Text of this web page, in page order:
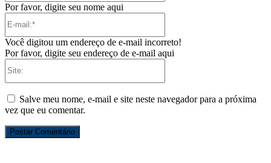
Por favor, digite seu nome aqui
Você digitou um endereço de e-mail incorreto!
Por favor, digite seu endereço de e-mail aqui
Salve meu nome, e-mail e site neste navegador para a próxima
vez que eu comentar.